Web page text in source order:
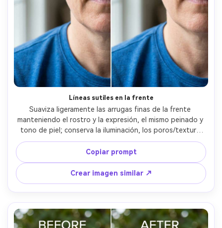
Líneas sutiles en la frente
Suaviza ligeramente las arrugas finas de la frente
manteniendo el rostro y la expresión, el mismo peinado y
tono de piel; conserva la iluminación, los poros/textura
natural de la piel y detalles de fondo para que siga
pareciendo la misma foto, preservando los detalles del
fondo --ar 4:5
Copiar prompt
Crear imagen similar ↗